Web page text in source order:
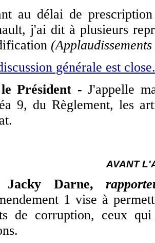
au délai de
j'ai dit à plusieurs
générale est close.
Président - J'appelle
9, du Règlement, les
AVANT
Darne,
1 vise à
de corruption, ceux